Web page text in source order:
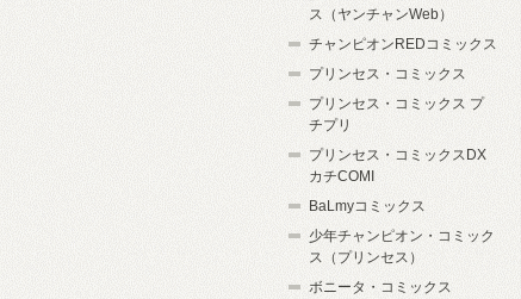
ス（ヤンチャンWeb）
チャンピオンREDコミックス
プリンセス・コミックス
プリンセス・コミックス プ
チプリ
プリンセス・コミックスDX
カチCOMI
BaLmyコミックス
少年チャンピオン・コミック
ス（プリンセス）
ボニータ・コミックス